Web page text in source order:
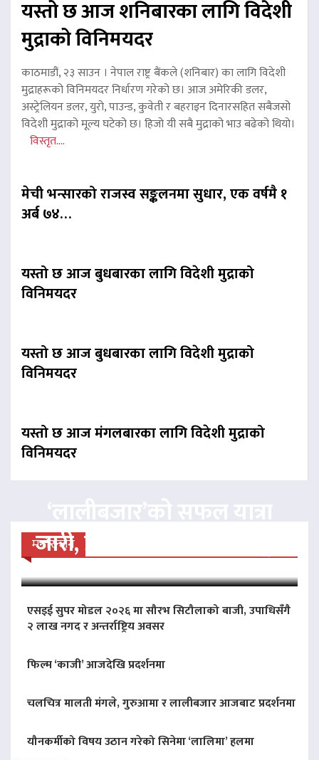
यस्तो छ आज शनिबारका लागि विदेशी
मुद्राको विनिमयदर
काठमाडौं, २३ साउन । नेपाल राष्ट्र बैंकले (शनिबार) का लागि विदेशी
मुद्राहरूको विनिमयदर निर्धारण गरेको छ। आज अमेरिकी डलर,
अस्ट्रेलियन डलर, युरो, पाउन्ड, कुवेती र बहराइन दिनारसहित सबैजसो
विदेशी मुद्राको मूल्य घटेको छ। हिजो यी सबै मुद्राको भाउ बढेको थियो।
विस्तृत....
मेची भन्सारको राजस्व सङ्कलनमा सुधार, एक वर्षमै १
अर्ब ७४…
यस्तो छ आज बुधबारका लागि विदेशी मुद्राको
विनिमयदर
यस्तो छ आज बुधबारका लागि विदेशी मुद्राको
विनिमयदर
यस्तो छ आज मंगलबारका लागि विदेशी मुद्राको
विनिमयदर
मनोरन्जन
जारी, प्रदर्शनको ५१औँ दिन पूरा
एसइई सुपर मोडल २०२६ मा सौरभ सिटौलाको बाजी, उपाधिसँगै
२ लाख नगद र अन्तर्राष्ट्रिय अवसर
फिल्म ‘काजी’ आजदेखि प्रदर्शनमा
चलचित्र मालती मंगले, गुरुआमा र लालीबजार आजबाट प्रदर्शनमा
यौनकर्मीको विषय उठान गरेको सिनेमा ‘लालिमा’ हलमा